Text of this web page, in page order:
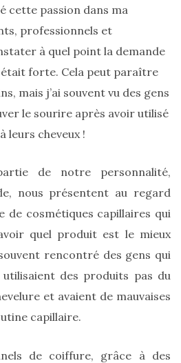
cette passion dans ma
professionnels et
à quel point la demande
forte. Cela peut paraître
mais j’ai souvent vu des gens
le sourire après avoir utilisé
leurs cheveux !
de notre personnalité,
nous présentent au regard
de cosmétiques capillaires qui
quel produit est le mieux
rencontré des gens qui
utilisaient des produits pas du
et avaient de mauvaises
capillaire.
de coiffure, grâce à des